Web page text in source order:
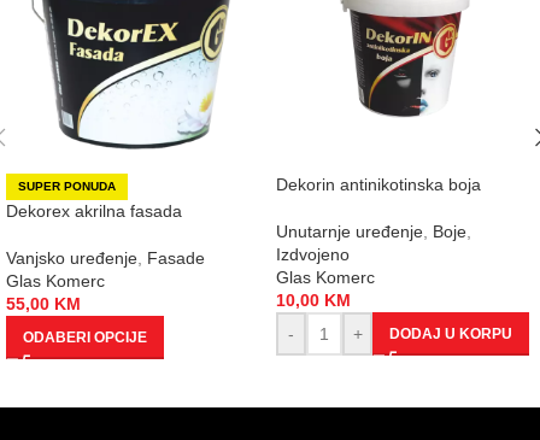
SUPER PONUDA
Dekorex akrilna fasada
Vanjsko uređenje, Fasade
Glas Komerc
55,00 KM
ODABERI OPCIJE
Dekorin antinikotinska boja
Unutarnje uređenje, Boje,
Izdvojeno
Glas Komerc
10,00 KM
-
+ DODAJ U KORPU